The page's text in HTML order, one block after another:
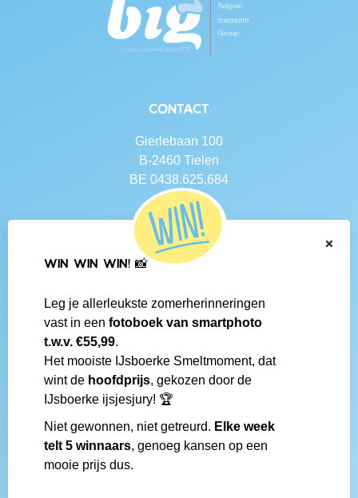
Contact
Gierlebaan 100
B-2460 Tielen
BE 0438.625.684
Navigatie
Contact
Social media
IJsboerke-shops
Fanmail bezorgen
IJsboerke wedstrijd
Gemaakt door
×
WIN WIN WIN! 📸
Leg je allerleukste zomerherinneringen
vast in een fotoboek van smartphoto
t.w.v. €55,99.
Het mooiste IJsboerke Smeltmoment, dat
wint de hoofdprijs, gekozen door de
IJsboerke ijsjesjury! 🏆
Niet gewonnen, niet getreurd. Elke week
telt 5 winnaars, genoeg kansen op een
mooie prijs dus.